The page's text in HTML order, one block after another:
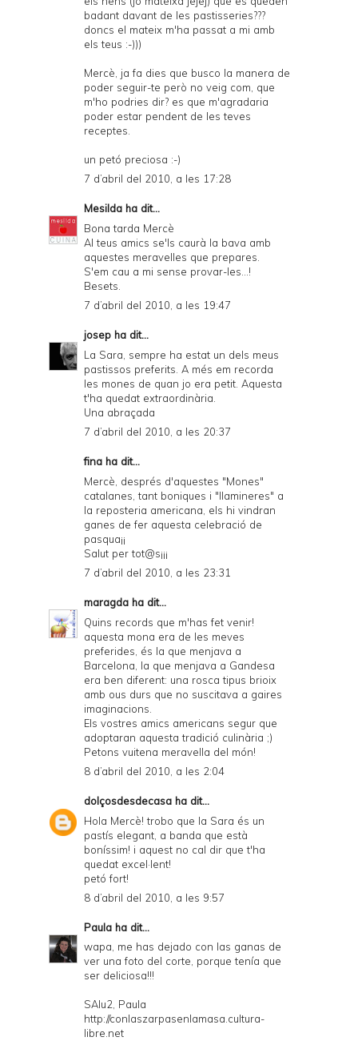
badant davant de les pastisseries???
doncs el mateix m'ha passat a mi amb
els teus :-)))
Mercè, ja fa dies que busco la manera de
poder seguir-te però no veig com, que
m'ho podries dir? es que m'agradaria
poder estar pendent de les teves
receptes.
un petó preciosa :-)
7 d’abril del 2010, a les 17:28
Mesilda ha dit...
Bona tarda Mercè
Al teus amics se'ls caurà la bava amb
aquestes meravelles que prepares.
S'em cau a mi sense provar-les...!
Besets.
7 d’abril del 2010, a les 19:47
josep ha dit...
La Sara, sempre ha estat un dels meus
pastissos preferits. A més em recorda
les mones de quan jo era petit. Aquesta
t'ha quedat extraordinària.
Una abraçada
7 d’abril del 2010, a les 20:37
fina ha dit...
Mercè, després d'aquestes "Mones"
catalanes, tant boniques i "llamineres" a
la reposteria americana, els hi vindran
ganes de fer aquesta celebració de
pasqua¡¡
Salut per tot@s¡¡¡
7 d’abril del 2010, a les 23:31
maragda ha dit...
Quins records que m'has fet venir!
aquesta mona era de les meves
preferides, és la que menjava a
Barcelona, la que menjava a Gandesa
era ben diferent: una rosca tipus brioix
amb ous durs que no suscitava a gaires
imaginacions.
Els vostres amics americans segur que
adoptaran aquesta tradició culinària ;)
Petons vuitena meravella del món!
8 d’abril del 2010, a les 2:04
dolçosdesdecasa ha dit...
Hola Mercè! trobo que la Sara és un
pastís elegant, a banda que està
boníssim! i aquest no cal dir que t'ha
quedat excel·lent!
petó fort!
8 d’abril del 2010, a les 9:57
Paula ha dit...
wapa, me has dejado con las ganas de
ver una foto del corte, porque tenía que
ser deliciosa!!!
SAlu2, Paula
http://conlaszarpasenlamasa.cultura-
libre.net